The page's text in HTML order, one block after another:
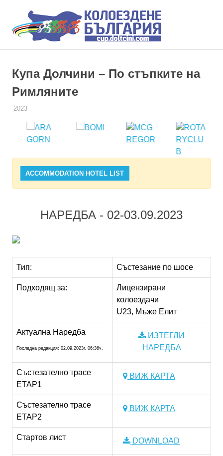
contentКупа Долчини – По стъпките на
Римляните
18.11.2022
ADMIN
2023
ACCOMMODATION HOTEL LIST
НАРЕДБА - 02-03.09.2023
Тип: Състезание по шосе
Подходящ за:
Лицензирани
колоездачи
U23, Мъже Елит
Актуална Наредба
Последна редакция: 02.09.2023г. 06:36ч.
ИЗТЕГЛИ
НАРЕДБА
Състезателно трасе
ETAP1
ВИЖ КАРТА
Състезателно трасе
ETAP2
ВИЖ КАРТА
Стартов лист DOWNLOAD